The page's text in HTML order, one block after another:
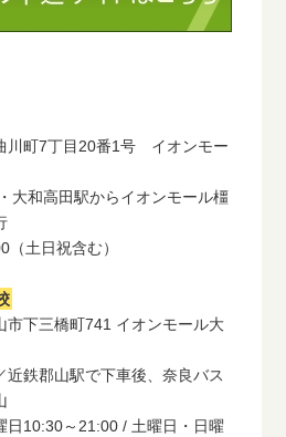
川町7丁目20番1号 イオンモー
大和高田駅からイオンモール橿
土日祝含む）
市下三橋町741 イオンモール大
近鉄郡山駅で下車後、奈良バス
日10:30～21:00 / 土曜日・日曜